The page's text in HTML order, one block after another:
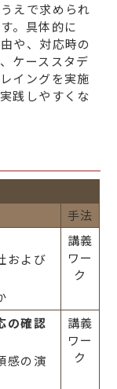
えで求められ
。具体的に
や、対応時の
ケーススタデ
イングを実施
践しやすくな
手法
および
講義
ワー
ク
の確認
感の演
講義
ワー
ク